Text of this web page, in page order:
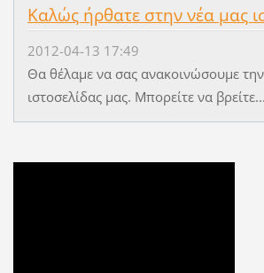
Καλώς ήρθατε στην νέα μας
2012-04-13 17:49
Θα θέλαμε να σας ανακοινώσουμε
ιστοσελίδας μας. Μπορείτε να βρείτε...